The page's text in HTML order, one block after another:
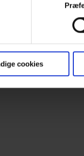
oplysninger om
hele websitet.
til at anvende
oplysninger
målrettede annoncer,
cookies